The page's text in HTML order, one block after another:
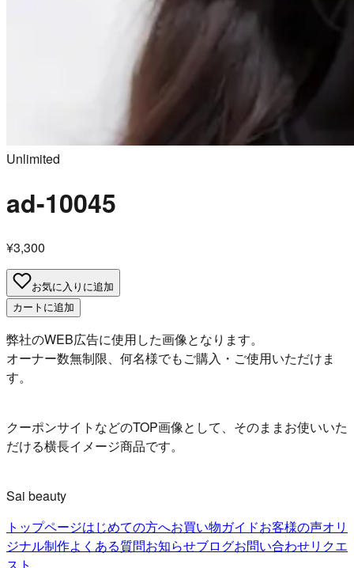
Unlimited
ad-10045
¥3,300
お気に入りに追加
カートに追加
弊社のWEB広告に使用した画像となります。
オーナー数無制限、何名様でもご購入・ご使用いただけま
す。
クーポンサイトなどのTOP画像として、そのままお使いいた
だける横長イメージ商品です。
Sai beauty
トップページはじめての方へお買い物ガイドお客様の声オリ
ジナル制作よくある質問お知らせブログお問い合わせリクエ
スト